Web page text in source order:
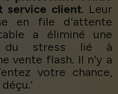
service client. Leur
en file d'attente
a éliminé une
stress lié à
vente flash. Il n'y a
votre chance,